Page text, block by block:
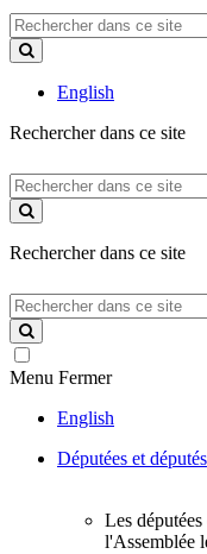
Rechercher
dans
ce
English
Rechercher dans ce site
Rechercher
dans
ce
Rechercher dans ce site
Rechercher
dans
ce
site
Menu Fermer
English
Députées et députés
Les
l'Assemblée